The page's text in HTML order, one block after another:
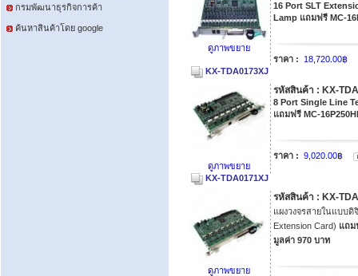
กรมพัฒนาธุรกิจการค้า
ค้นหาสินค้าโดย google
ดูภาพขยาย
16 Port SLT
Lamp แถมฟรี MC-
ราคา :
18,720.00฿
KX-TDA0173XJ
ดูภาพขยาย
รหัสสินค้า : KX-
8 Port Single Line
แถมฟรี MC-
ราคา : 9,020.00฿
KX-TDA0171XJ
ดูภาพขยาย
รหัสสินค้า : KX-
แผงวงจรสายในแบบดิ
Extension Card) แถม
มูลค่า 970 บาท